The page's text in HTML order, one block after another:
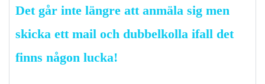
Det går inte längre att anmäla sig men
skicka ett mail och dubbelkolla ifall det
finns någon lucka!